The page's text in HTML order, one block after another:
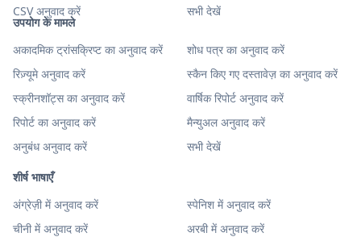
उपयोग के मामले
अकादमिक ट्रांसक्रिप्ट का अनुवाद करें
शोध पत्र का अनुवाद करें
रिज़्यूमे अनुवाद करें
स्कैन किए गए दस्तावेज़ का अनुवाद करें
स्क्रीनशॉट्स का अनुवाद करें
वार्षिक रिपोर्ट अनुवाद करें
रिपोर्ट का अनुवाद करें
मैन्युअल अनुवाद करें
अनुबंध अनुवाद करें
सभी देखें
शीर्ष भाषाएँ
अंग्रेज़ी में अनुवाद करें
स्पेनिश में अनुवाद करें
चीनी में अनुवाद करें
अरबी में अनुवाद करें
CSV अनुवाद करें
सभी देखें